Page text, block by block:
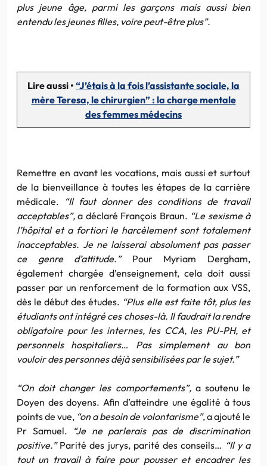
plus jeune âge, parmi les garçons mais aussi bien
entendu les jeunes filles, voire peut-être plus”.
Lire aussi • “J’étais à la fois l’assistante sociale, la
mère Teresa, le chirurgien” : la charge mentale
des femmes médecins
Remettre en avant les vocations, mais aussi et surtout
de la bienveillance à toutes les étapes de la carrière
médicale.
“Il faut donner des conditions de travail
acceptables”,a déclaré François Braun. “Le sexisme à
l’hôpital et a fortiori le harcèlement sont totalement
inacceptables. Je ne laisserai absolument pas passer
ce genre d’attitude. ” Pour Myriam Dergham,
également chargée d’enseignement, cela doit aussi
passer par un renforcement de la formation aux VSS,
dès le début des études. “Plus elle est faite tôt, plus les
étudiants ont intégré ces choses-là. Il faudrait la rendre
obligatoire pour les internes, les CCA, les PU-PH, et
personnels hospitaliers… Pas simplement au bon
vouloir des personnes déjà sensibilisées par le sujet.”
“On doit changer les comportements”, a soutenu le
Doyen des doyens. Afin d’atteindre une égalité à tous
points de vue, “on a besoin de volontarisme”, a ajouté le
Pr Samuel.
“Je ne parlerais pas de discrimination
positive.” Parité des jurys, parité des conseils… “Il y a
tout un travail à faire pour pousser et encadrer les